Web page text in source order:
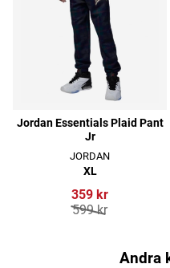
Jordan Essentials Plaid Pant
Jr
JORDAN
XL
359 kr
599 kr
Andra